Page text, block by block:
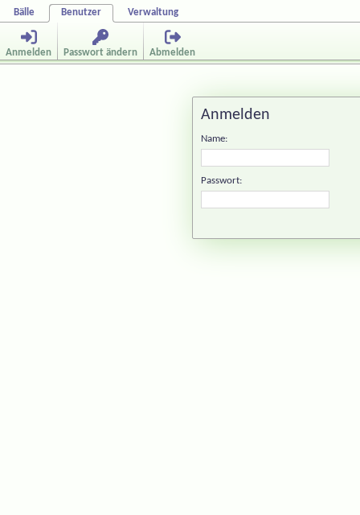
Bälle Benutzer Verwaltung
Anmelden Passwort ändern Abmelden
Anmelden
Name:
Passwort: